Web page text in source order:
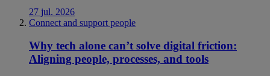
27 jul. 2026
Connect and support people
Why tech alone can’t solve digital friction:
Aligning people, processes, and tools